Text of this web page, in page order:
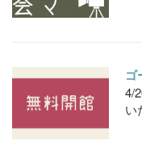
ゴ
4/
い